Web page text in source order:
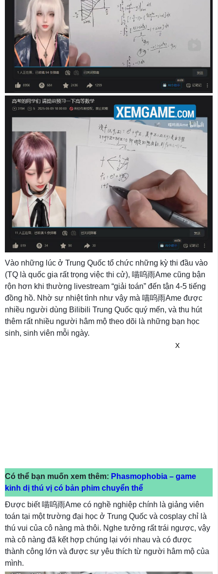
Vào những lúc ở Trung Quốc tổ chức những kỳ thi đầu vào
(TQ là quốc gia rất trọng việc thi cử), 喵呜雨Ame cũng bận
rộn hơn khi thường livestream “giải toán” đến tận 4-5 tiếng
đồng hồ. Nhờ sự nhiệt tình như vậy mà 喵呜雨Ame được
nhiều người dùng Bilibili Trung Quốc quý mến, và thu hút
thêm rất nhiều người hâm mộ theo dõi là những bạn học
sinh, sinh viên mỗi ngày.
X
Có thể bạn muốn xem thêm: Phasmophobia – game
kinh dị thú vị có bản phim chuyển thể
Được biết 喵呜雨Ame có nghề nghiệp chính là giảng viên
toán tại một trường đại học ở Trung Quốc và cosplay chỉ là
thú vui của cô nàng mà thôi. Nghe tưởng rất trái ngược, vậy
mà cô nàng đã kết hợp chúng lại với nhau và có được
thành công lớn và được sự yêu thích từ người hâm mộ của
mình.